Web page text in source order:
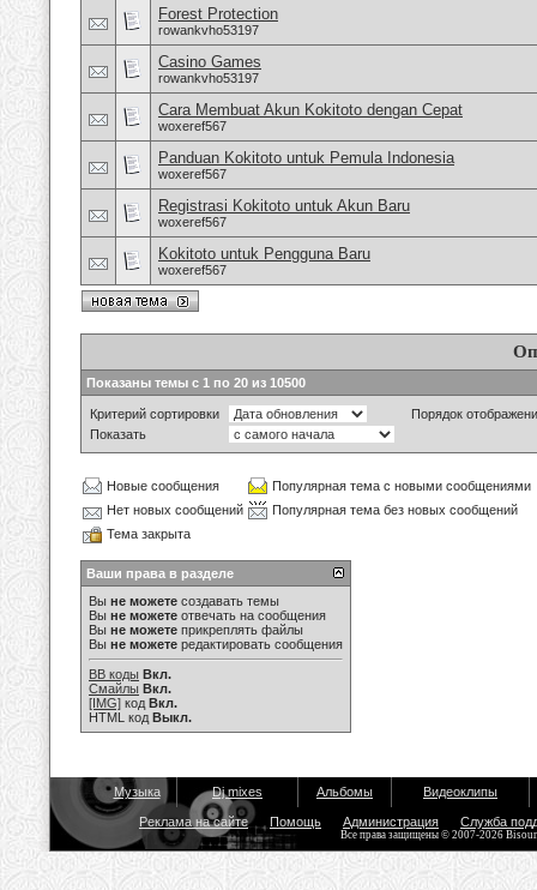
Forest Protection
rowankvho53197
Casino Games
rowankvho53197
Cara Membuat Akun Kokitoto dengan Cepat
woxeref567
Panduan Kokitoto untuk Pemula Indonesia
woxeref567
Registrasi Kokitoto untuk Akun Baru
woxeref567
Kokitoto untuk Pengguna Baru
woxeref567
Показаны темы с 1 по 20 из 10500
Критерий сортировки
Порядок
Показать
Новые сообщения
Популярная тема с новыми сообщениями
Нет новых сообщений
Популярная тема без новых сообщений
Тема закрыта
Ваши права в разделе
Вы не можете создавать темы
Вы не можете отвечать на сообщения
Вы не можете прикреплять файлы
Вы не можете редактировать сообщения
BB коды Вкл.
Смайлы Вкл.
[IMG] код Вкл.
HTML код Выкл.
Музыка Dj mixes Альбомы Видеоклипы
Реклама на сайте Помощь Администрация Служба
Все права защищены © 2007-2026